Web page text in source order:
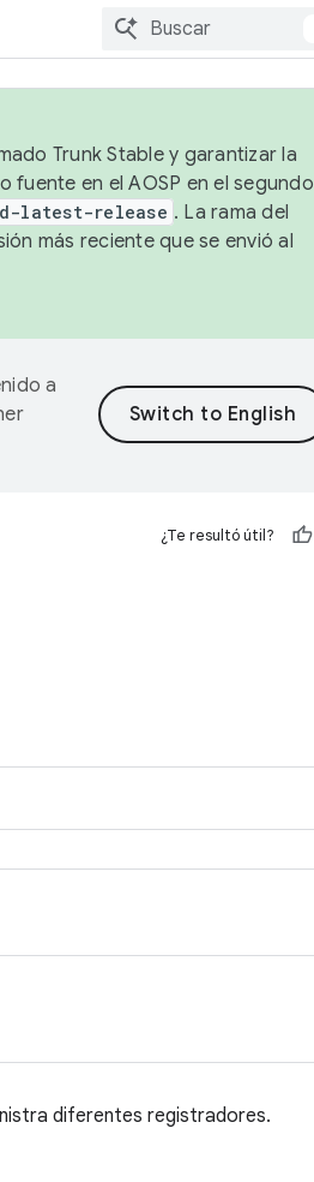
Trunk Stable y garantizar la
en el AOSP en el segundo
latest-release . La rama del
más reciente que se envió al
a
¿Te resultó útil?
diferentes registradores.